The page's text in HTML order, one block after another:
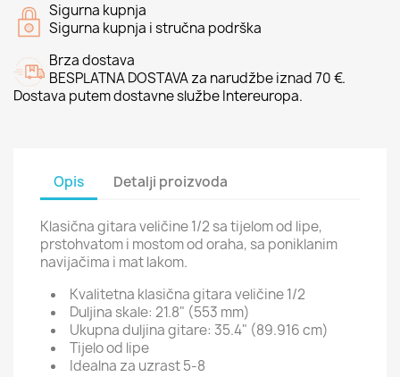
Sigurna kupnja
Sigurna kupnja i stručna podrška
Brza dostava
BESPLATNA DOSTAVA za narudžbe iznad 70 €.
Dostava putem dostavne službe Intereuropa.
Opis Detalji proizvoda
Klasična gitara veličine 1/2 sa tijelom od lipe,
prstohvatom i mostom od oraha, sa poniklanim
navijačima i mat lakom.
Kvalitetna klasična gitara veličine 1/2
Duljina skale: 21.8" (553 mm)
Ukupna duljina gitare: 35.4" (89.916 cm)
Tijelo od lipe
Idealna za uzrast 5-8